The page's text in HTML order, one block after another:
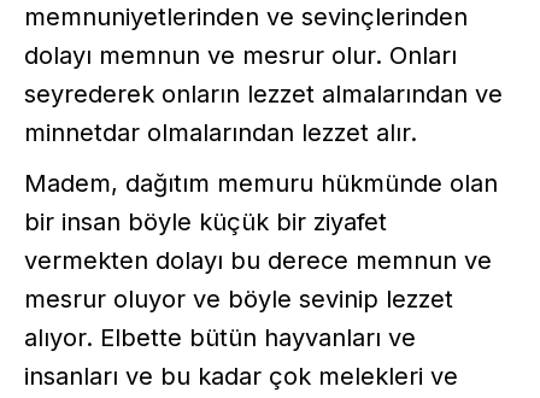
memnuniyetlerinden ve sevinçlerinden
dolayı memnun ve mesrur olur. Onları
seyrederek onların lezzet almalarından ve
minnetdar olmalarından lezzet alır.
Madem, dağıtım memuru hükmünde olan
bir insan böyle küçük bir ziyafet
vermekten dolayı bu derece memnun ve
mesrur oluyor ve böyle sevinip lezzet
alıyor. Elbette bütün hayvanları ve
insanları ve bu kadar çok melekleri ve